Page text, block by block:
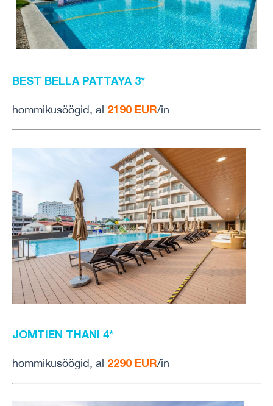
BEST BELLA PATTAYA 3*
hommikusöögid, al 2190 EUR/in
JOMTIEN THANI 4*
hommikusöögid, al 2290 EUR/in